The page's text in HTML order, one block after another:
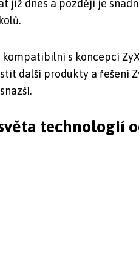
již dnes a později je
kompatibilní s koncepcí
další produkty a řešení
technologií